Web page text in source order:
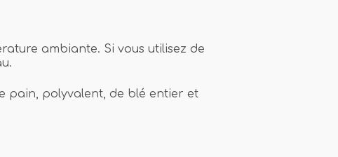
ambiante. Si vous utilisez de
pain, polyvalent, de blé entier et